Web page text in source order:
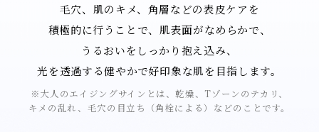
毛穴、肌のキメ、角層などの表皮ケアを
積極的に行うことで、肌表面がなめらかで、
うるおいをしっかり抱え込み、
光を透過する健やかで好印象な肌を目指します。
※大人のエイジングサインとは、乾燥、Tゾーンのテカリ、
キメの乱れ、毛穴の目立ち（角栓による）などのことです。